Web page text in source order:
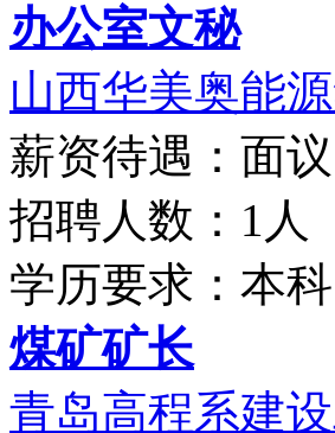
办公室文秘
山西华美奥能
薪资待遇：面议
招聘人数：1人
学历要求：本科
煤矿矿长
青岛高程系建